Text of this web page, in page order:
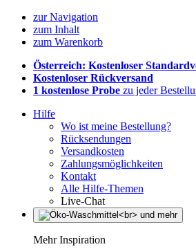
zur Navigation
zum Inhalt
zum Warenkorb
Österreich: Kostenloser
Kostenloser Rückversand
1 kostenlose Probe zu jeder
Hilfe
Wo ist meine Bestellung?
Rücksendungen
Versandkosten
Zahlungsmöglichkeiten
Kontakt
Alle Hilfe-Themen
Live-Chat
Mehr Inspiration